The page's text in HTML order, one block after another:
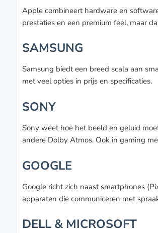
Apple combineert hardware en
prestaties en een premium feel, maar
SAMSUNG
Samsung biedt een breed scala aan
met veel opties in prijs en specificaties.
SONY
Sony weet hoe het beeld en geluid
andere Dolby Atmos. Ook in gaming
GOOGLE
Google richt zich naast smartphones
apparaten die communiceren met
DELL & MICROSOFT